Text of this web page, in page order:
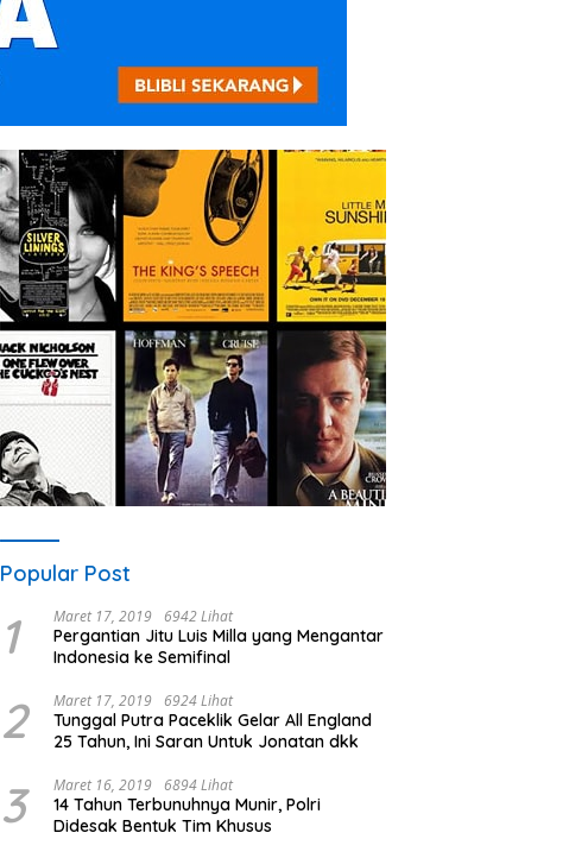
Popular Post
1 Maret 17, 2019 6942 Lihat
Pergantian Jitu Luis Milla yang Mengantar
Indonesia ke Semifinal
2 Maret 17, 2019 6924 Lihat
Tunggal Putra Paceklik Gelar All England
25 Tahun, Ini Saran Untuk Jonatan dkk
3 Maret 16, 2019 6894 Lihat
14 Tahun Terbunuhnya Munir, Polri
Didesak Bentuk Tim Khusus